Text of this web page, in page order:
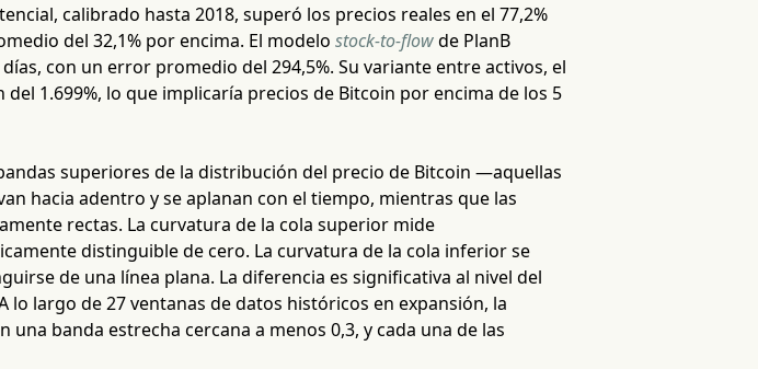
calibrado hasta 2018, superó los precios reales en el 77,2%
del 32,1% por encima. El modelo stock-to-flowde PlanB
con un error promedio del 294,5%. Su variante entre activos, el
1.699%, lo que implicaría precios de Bitcoin por encima de los 5
superiores de la distribución del precio de Bitcoin —aquellas
hacia adentro y se aplanan con el tiempo, mientras que las
rectas. La curvatura de la cola superior mide
distinguible de cero. La curvatura de la cola inferior se
de una línea plana. La diferencia es significativa al nivel del
largo de 27 ventanas de datos históricos en expansión, la
banda estrecha cercana a menos 0,3, y cada una de las